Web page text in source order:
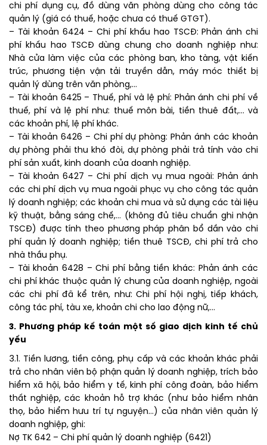
chi phí dụng cụ, đồ dùng văn phòng dùng cho công tác
quản lý (giá có thuế, hoặc chưa có thuế GTGT).
– Tài khoản 6424 – Chi phí khấu hao TSCĐ: Phản ánh chi
phí khấu hao TSCĐ dùng chung cho doanh nghiệp như:
Nhà cửa làm việc của các phòng ban, kho tàng, vật kiến
trúc, phương tiện vận tải truyền dẫn, máy móc thiết bị
quản lý dùng trên văn phòng,…
– Tài khoản 6425 – Thuế, phí và lệ phí: Phản ánh chi phí về
thuế, phí và lệ phí như: thuế môn bài, tiền thuê đất,… và
các khoản phí, lệ phí khác.
– Tài khoản 6426 – Chi phí dự phòng: Phản ánh các khoản
dự phòng phải thu khó đòi, dự phòng phải trả tính vào chi
phí sản xuất, kinh doanh của doanh nghiệp.
– Tài khoản 6427 – Chi phí dịch vụ mua ngoài: Phản ánh
các chi phí dịch vụ mua ngoài phục vụ cho công tác quản
lý doanh nghiệp; các khoản chi mua và sử dụng các tài liệu
kỹ thuật, bằng sáng chế,… (không đủ tiêu chuẩn ghi nhận
TSCĐ) được tính theo phương pháp phân bổ dần vào chi
phí quản lý doanh nghiệp; tiền thuê TSCĐ, chi phí trả cho
nhà thầu phụ.
– Tài khoản 6428 – Chi phí bằng tiền khác: Phản ánh các
chi phí khác thuộc quản lý chung của doanh nghiệp, ngoài
các chi phí đã kể trên, như: Chi phí hội nghị, tiếp khách,
công tác phí, tàu xe, khoản chi cho lao động nữ,…
3. Phương pháp kế toán một số giao dịch kinh tế chủ
yếu
3.1. Tiền lương, tiền công, phụ cấp và các khoản khác phải
trả cho nhân viên bộ phận quản lý doanh nghiệp, trích bảo
hiểm xã hội, bảo hiểm y tế, kinh phí công đoàn, bảo hiểm
thất nghiệp, các khoản hỗ trợ khác (như bảo hiểm nhân
thọ, bảo hiểm hưu trí tự nguyện…) của nhân viên quản lý
doanh nghiệp, ghi:
Nợ TK 642 – Chi phí quản lý doanh nghiệp (6421)